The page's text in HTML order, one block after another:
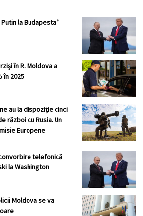
la Budapesta”
în R. Moldova a
în 2025
au la dispoziție cinci
război cu Rusia. Un
Europene
telefonică
la Washington
Moldova se va